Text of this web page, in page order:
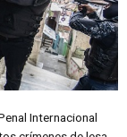
Internacional